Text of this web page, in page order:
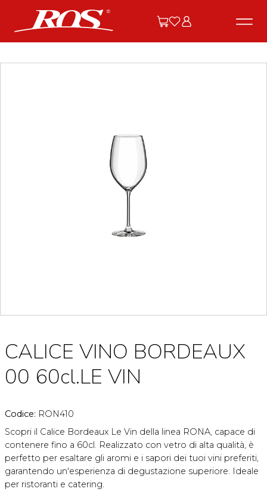
CALICE VINO BORDEAUX
00 60cl.LE VIN
Codice: RON410
Scopri il Calice Bordeaux Le Vin della linea RONA, capace di
contenere fino a 60cl. Realizzato con vetro di alta qualità, è
perfetto per esaltare gli aromi e i sapori dei tuoi vini preferiti,
garantendo un'esperienza di degustazione superiore. Ideale
per ristoranti e catering.